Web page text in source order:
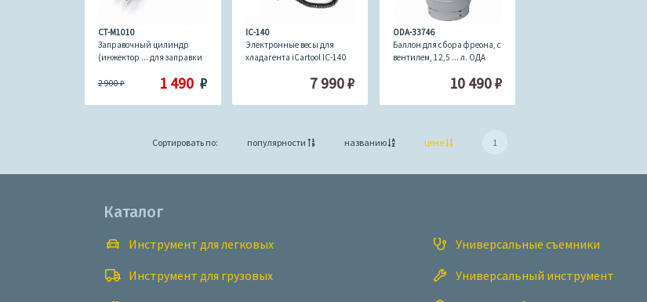
CT-M1010
Заправочный цилиндр
(инжектор ... для заправки
2 900₽ 1 490 ₽
IC-140
Электронные весы для
хладагента iCartool IC-140
7 990₽
ODA-33746
Баллон для сбора фреона, с
вентилем, 12,5 ... л. ОДА
10 490₽
Сортировать по: популярности названию цене 1
Каталог
Инструмент для легковых
Инструмент для грузовых
Универсальные съемники
Универсальный инструмент